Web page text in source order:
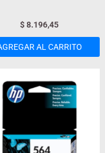
$8.196,45
AL CARRITO